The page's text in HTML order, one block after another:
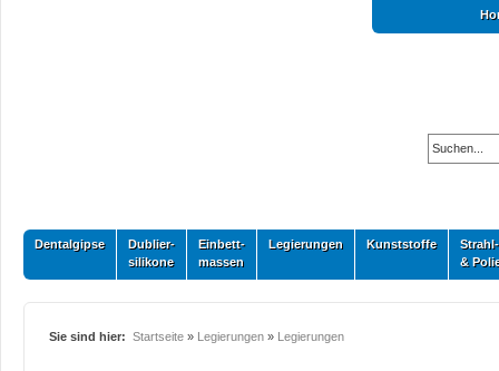
Dentalgipse
Dublier-
silikone
Einbett-
massen
Legierungen Kunststoffe
Strahl-
&
Sie sind hier: Startseite » Legierungen » Legierungen